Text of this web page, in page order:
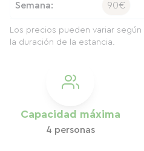
Capacidad máxima
4 personas
Semana: 90€
Los precios pueden variar
la duración de la estancia.